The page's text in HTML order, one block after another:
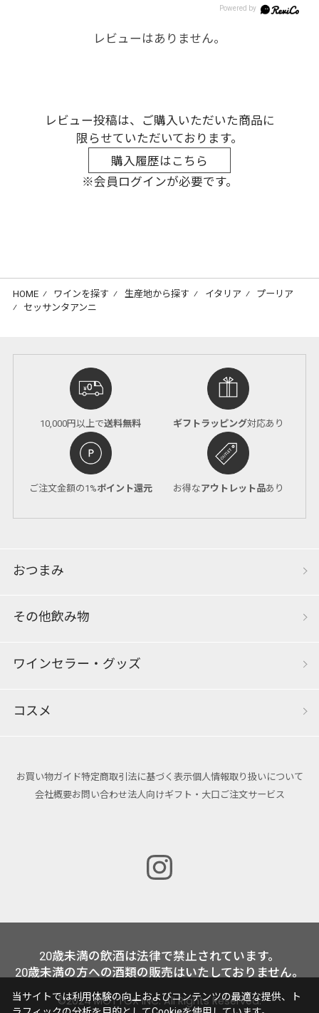
レビューはありません。
レビュー投稿は、ご購入いただいた商品に
限らせていただいております。
購入履歴はこちら
※会員ログインが必要です。
HOME ⁄ ワインを探す ⁄ 生産地から探す ⁄ イタリア ⁄ プーリア
⁄ セッサンタアンニ
10,000円以上で送料無料 ギフトラッピング対応あり
ご注文金額の1%ポイント還元 お得なアウトレット品あり
おつまみ
その他飲み物
ワインセラー・グッズ
コスメ
お買い物ガイド特定商取引法に基づく表示個人情報取り扱いについて
会社概要お問い合わせ法人向けギフト・大口ご注文サービス
20歳未満の飲酒は法律で禁止されています。
20歳未満の方への酒類の販売はいたしておりません。
©2024 MOTTOX INC. All Rights Reserved.
当サイトでは利用体験の向上およびコンテンツの最適な提供、ト